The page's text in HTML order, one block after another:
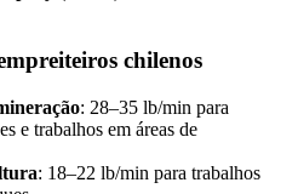
chilenos
: 28–35 lb/min para
e trabalhos em áreas de
: 18–22 lb/min para trabalhos